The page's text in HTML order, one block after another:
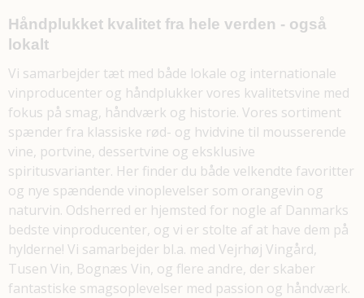
Håndplukket kvalitet fra hele verden - også
lokalt
Vi samarbejder tæt med både lokale og internationale
vinproducenter og håndplukker vores kvalitetsvine med
fokus på smag, håndværk og historie. Vores sortiment
spænder fra klassiske rød- og hvidvine til mousserende
vine, portvine, dessertvine og eksklusive
spiritusvarianter. Her finder du både velkendte favoritter
og nye spændende vinoplevelser som orangevin og
naturvin. Odsherred er hjemsted for nogle af Danmarks
bedste vinproducenter, og vi er stolte af at have dem på
hylderne! Vi samarbejder bl.a. med Vejrhøj Vingård,
Tusen Vin, Bognæs Vin, og flere andre, der skaber
fantastiske smagsoplevelser med passion og håndværk.